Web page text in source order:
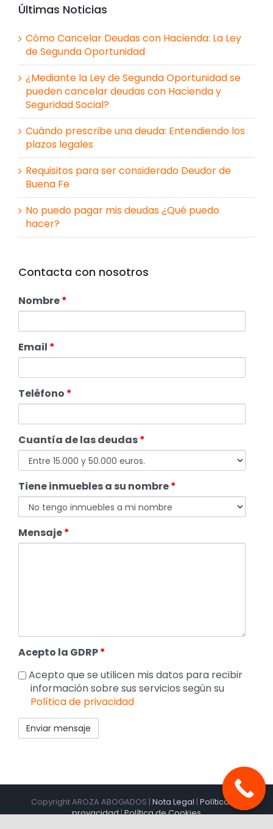
Últimas Noticias
Cómo Cancelar Deudas con Hacienda: La Ley
de Segunda Oportunidad
¿Mediante la Ley de Segunda Oportunidad se
pueden cancelar deudas con Hacienda y
Seguridad Social?
Cuándo prescribe una deuda: Entendiendo los
plazos legales
Requisitos para ser considerado Deudor de
Buena Fe
No puedo pagar mis deudas ¿Qué puedo
hacer?
Contacta con nosotros
Nombre*
Email *
Teléfono *
Cuantía de las deudas*
Tiene inmuebles a su nombre*
Mensaje*
Acepto la GDRP*
Acepto que se utilicen mis datos para recibir
información sobre sus servicios según su
Política de privacidad
Copyright AROZA ABOGADOS | Nota Legal | Política de
provacidad|Política de Cookies